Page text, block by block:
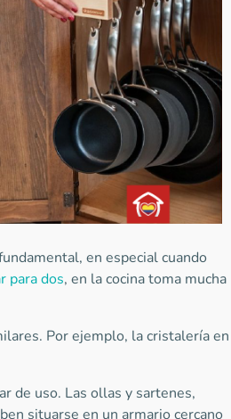
en especial cuando
para dos, en la cocina toma mucha
Por ejemplo, la cristalería en
de uso. Las ollas y sartenes,
situarse en un armario cercano